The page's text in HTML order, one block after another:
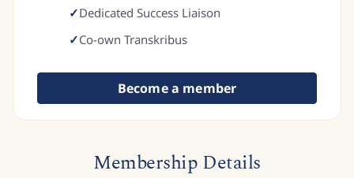
✓Dedicated Success Liaison
✓Co-own Transkribus
Become a member
Membership Details